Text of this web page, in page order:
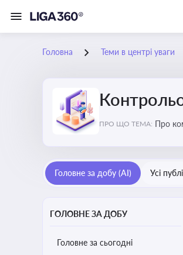
Головна Теми в центрі уваги
ПРО ЩО ТЕМА: Про
Головне за добу (AI) Усі
ГОЛОВНЕ ЗА ДОБУ
Головне за сьогодні